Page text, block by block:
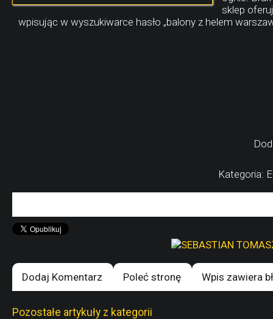
sklep
wpisując w wyszukiwarce hasło „balony z helem
Kategoria:
Dodaj Komentarz Poleć stronę Wpis zawiera
Pozostałe artykuły z kategorii